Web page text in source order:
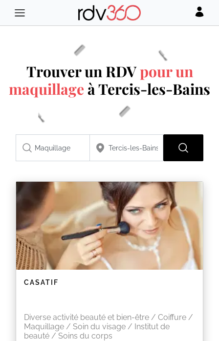
Trouver un RDVpour un
maquillage à Tercis-les-Bains
CASATIF
Diverse activité beauté et bien-être / Coiffure /
Maquillage / Soin du visage / Institut de
beauté / Soins du corps